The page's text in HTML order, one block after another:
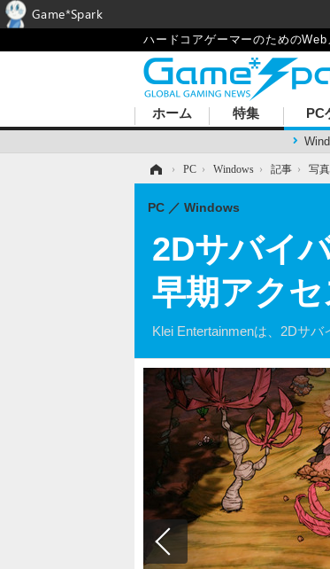
ハードコアゲーマーのためのWeb
ホーム 特集 PC
› PC › Windows › 記事 › 写
2Dサバイ
早期アク
Klei Entertainmenは、2Dサ
PC Windows
Game*Spark